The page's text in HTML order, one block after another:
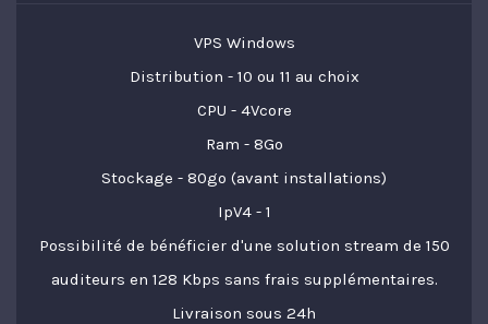
VPS Windows
Distribution - 10 ou 11 au choix
CPU - 4Vcore
Ram - 8Go
Stockage - 80go (avant installations)
IpV4 - 1
Possibilité de bénéficier d'une solution stream de 150
auditeurs en 128 Kbps sans frais supplémentaires.
Livraison sous 24h